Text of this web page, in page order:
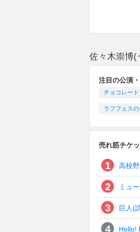
佐々木崇博(
注目の公演
チョコレー
ラフフェスの
売れ筋チケ
高校
ミュ
巨人(
Hello!